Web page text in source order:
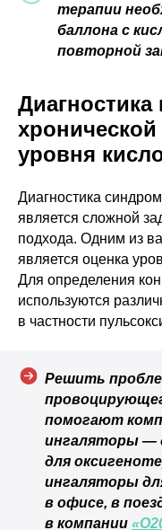
терапии
баллона с
повторной
хронической
уровня
Диагностика
является сложной
подхода. Одним из
является оценка
Для определения
используются
в частности
Решить
помогают
ингаляторы —
для
ингаляторы
в офисе, в
в компании
МЕНЮ
КОНТАКТЫ
Каталог
Калитниковская, 26/
Комплектация
+7 (495) 129-51-70
Статьи
Контакты